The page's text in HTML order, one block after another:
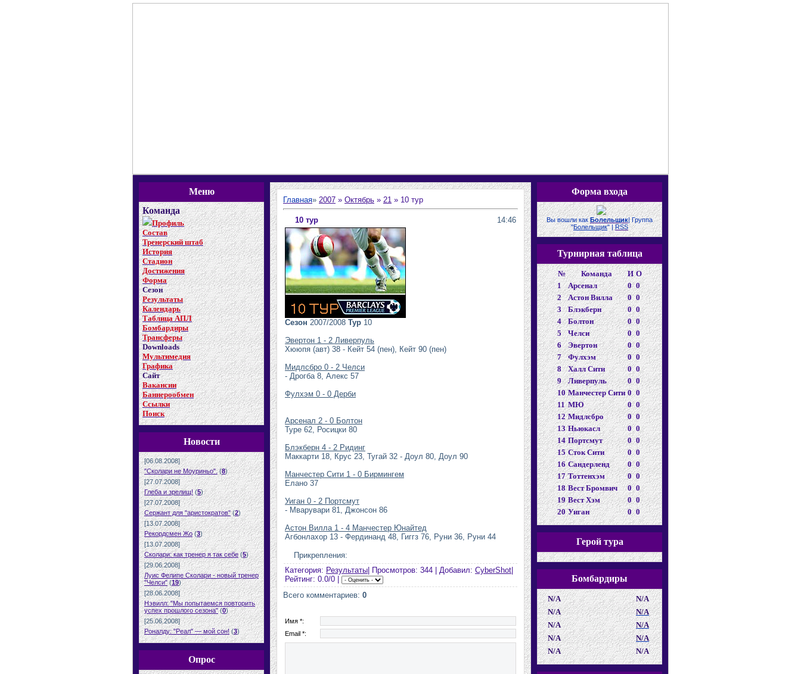
Меню
Команда
Профиль
Состав
Тренерский штаб
История
Стадион
Достижения
Форма
Сезон
Результаты
Календарь
Таблица АПЛ
Бомбардиры
Трансферы
Downloads
Мультимедия
Графика
Сайт
Вакансии
Баннерообмен
Ссылки
Поиск
Новости
[06.08.2008]
"Сколари не Моуриньо". (8)
[27.07.2008]
Глеба и зрелищ! (5)
[27.07.2008]
Сержант для "аристократов" (2)
[13.07.2008]
Рекордсмен Жо (3)
[13.07.2008]
Сколари: как тренер я так себе (5)
[29.06.2008]
Луис Фелипе Сколари - новый тренер
"Челси" (19)
[28.06.2008]
Нэвилл: "Мы попытаемся повторить
успех прошлого сезона" (0)
[25.06.2008]
Роналду: "Реал" — мой сон! (3)
Опрос
Главная» 2007 » Октябрь » 21 » 10 тур
10 тур 14:46
Сезон 2007/2008 Тур 10
Эвертон 1 - 2 Ливерпуль
Хююпя (авт) 38 - Кейт 54 (пен), Кейт 90 (пен)
Мидлсбро 0 - 2 Челси
- Дрогба 8, Алекс 57
Фулхэм 0 - 0 Дерби
Арсенал 2 - 0 Болтон
Туре 62, Росицки 80
Блэкберн 4 - 2 Ридинг
Маккарти 18, Крус 23, Тугай 32 - Доул 80, Доул 90
Манчестер Сити 1 - 0 Бирмингем
Елано 37
Уиган 0 - 2 Портсмут
- Мварувари 81, Джонсон 86
Астон Вилла 1 - 4 Манчестер Юнайтед
Агбонлахор 13 - Фердинанд 48, Гиггз 76, Руни 36, Руни 44
Прикрепления:
Категория: Результаты | Просмотров: 344 | Добавил: CyberShot
Рейтинг: 0.0/0 |
Всего комментариев: 0
Имя *:
Email *:
Форма входа
Вы вошли какБолельщик|Группа
"Болельщик" |RSS
Турнирная таблица
№ Команда И О
1
Арсенал 0 0
2
Астон Вилла 0 0
3
Блэкберн 0 0
4
Болтон 0 0
5
Челси 0 0
6
Эвертон 0 0
7
Фулхэм 0 0
8
Халл Сити 0 0
9
Ливерпуль 0 0
10 Манчестер Сити 0 0
11 МЮ 0 0
12 Мидлсбро 0 0
13 Ньюкасл 0 0
14 Портсмут 0 0
15 Сток Сити 0 0
16 Сандерленд 0 0
17 Тоттенхэм 0 0
18 Вест Бромвич 0 0
19 Вест Хэм 0 0
20 Уиган 0 0
Герой тура
Бомбардиры
N/A
N/A
N/A
N/A
N/A
N/A
N/A
N/A
N/A
N/A